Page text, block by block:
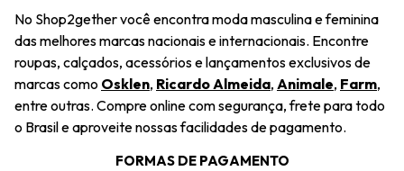
Saiu na Mídia
Sustentabilidade
Navegando
Regulamento e Promoções
Wishlist
Troca Fácil
Restituição de Pagamento
Dúvidas Frequentes
Termos e Condições
No Shop2gether você encontra moda masculina e feminina
das melhores marcas nacionais e internacionais. Encontre
roupas, calçados, acessórios e lançamentos exclusivos de
marcas como Osklen, Ricardo Almeida, Animale, Farm,
entre outras. Compre online com segurança, frete para todo
o Brasil e aproveite nossas facilidades de pagamento.
FORMAS DE PAGAMENTO